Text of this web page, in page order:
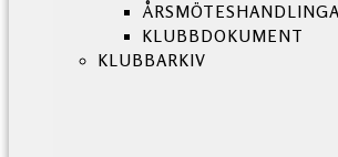
KLUBBDOKUMENT
KLUBBARKIV